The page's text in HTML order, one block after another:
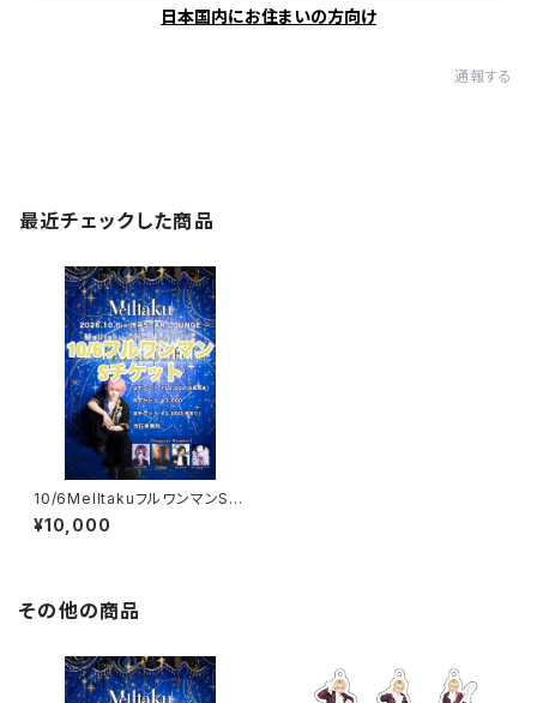
日本国内にお住まいの方向け
通報する
最近チェックした商品
10/6MelltakuフルワンマンSチ
ケット
¥10,000
その他の商品